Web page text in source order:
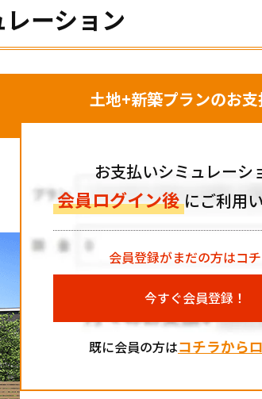
ーション
土地+新築プランのお
お支払いシミュレーシ
会員ログイン後にご利用
会員登録がまだの方はコチ
今すぐ会員登録！
既に会員の方はコチラから